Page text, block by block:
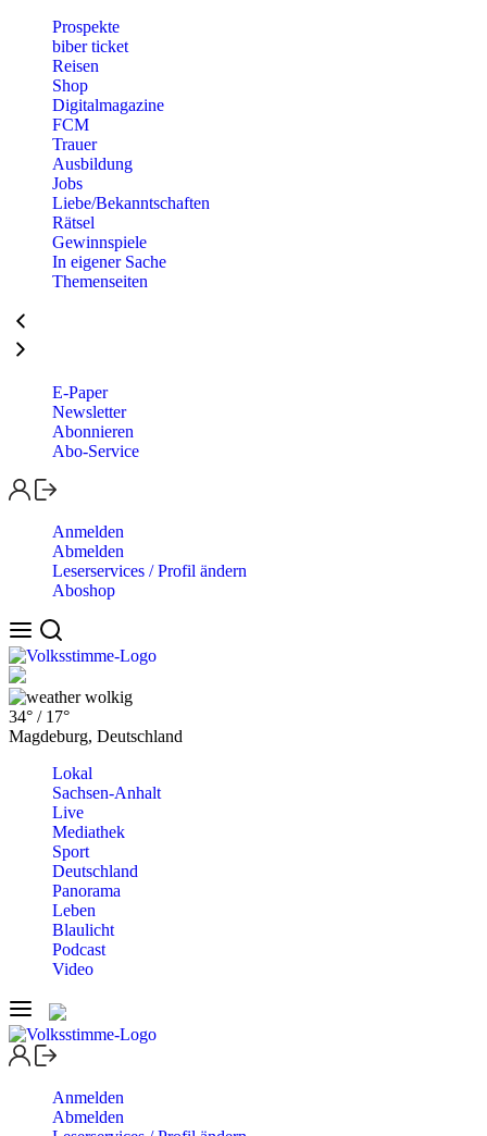
Prospekte
biber ticket
Reisen
Shop
Digitalmagazine
FCM
Trauer
Ausbildung
Jobs
Liebe/Bekanntschaften
Rätsel
Gewinnspiele
In eigener Sache
Themenseiten
E-Paper
Newsletter
Abonnieren
Abo-Service
Anmelden
Abmelden
Leserservices / Profil ändern
Aboshop
wolkig
34° / 17°
Magdeburg, Deutschland
Lokal
Sachsen-Anhalt
Live
Mediathek
Sport
Deutschland
Panorama
Leben
Blaulicht
Podcast
Video
Anmelden
Abmelden